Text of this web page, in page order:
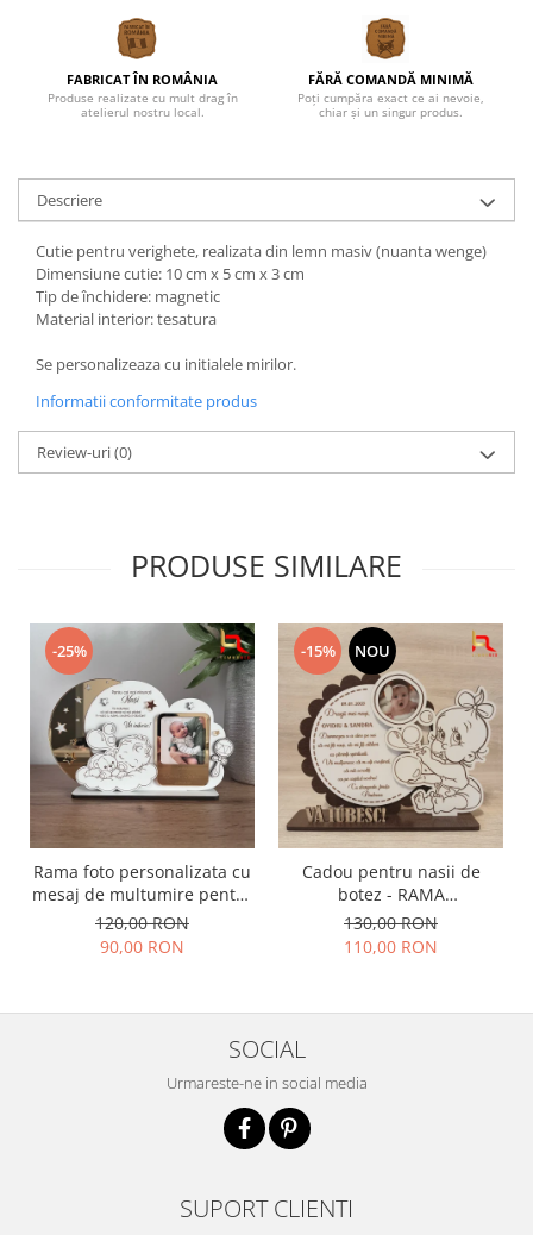
Cadouri indragostiti
1-8 Martie
Scoala/Absolvire
Bucataria LemnoRed
Tocatoare si ustensile
Cutii pentru vin
Suporturi pahare
Diverse
Cutii aranjamente florale
Placute ABS (metalex)
PRODUSUL LUNII
% Promotii
FABRICAT ÎN ROMÂNIA
Produse realizate cu mult drag în
atelierul nostru local.
FĂRĂ COMANDĂ MINIMĂ
Poți cumpăra exact ce ai nevoie,
chiar și un singur produs.
Descriere
Cutie pentru verighete, realizata din lemn masiv (nuanta wenge)
Dimensiune cutie: 10 cm x 5 cm x 3 cm
Tip de închidere: magnetic
Material interior: tesatura
Se personalizeaza cu initialele mirilor.
Informatii conformitate produs
Review-uri(0)
PRODUSE SIMILARE
-25%
Rama foto personalizata cu
mesaj de multumire pentru
nasii de botez | Cadou
emotional pentru nasi
120,00 RON
90,00 RON
-15% NOU
Cadou pentru nasii de
botez - RAMA
PERONALIZATA BOTEZ
130,00 RON
110,00 RON
SOCIAL
Urmareste-ne in social media
SUPORT CLIENTI